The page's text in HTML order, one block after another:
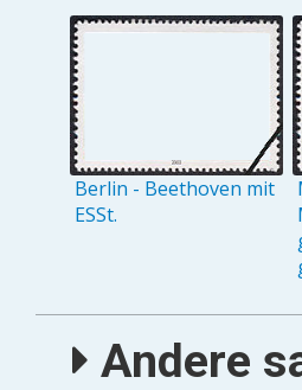
Berlin - Beethoven mit
ESSt.
Andere